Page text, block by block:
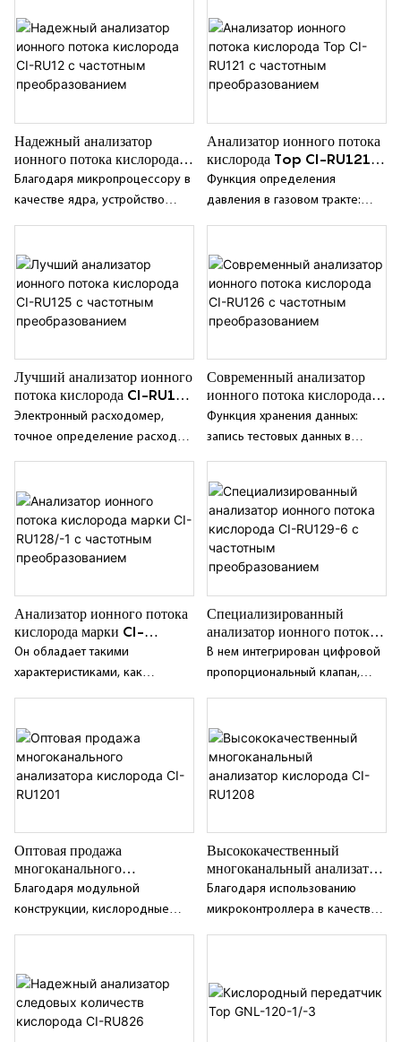
сроком службы, высокой
чувствительностью и быстрым
откликом; Концентрация азота
может быть рассчитана в
дисплее; Функция
сигнализации: при отклонении
сигнализации в произвольном
диапазоне; Аналоговый сигнал:
изолированный выходной
сигнал тока 4-20 мА.
Датчик: Ионный проточный
датчик кислорода.
Измерение...
надежность и длительный цикл
калибровки;
Надежный анализатор
ионного потока кислорода
CI-RU12 с частотным
преобразованием
Благодаря микропроцессору в
качестве ядра, устройство
стабильность, надежность,
длительный цикл калибровки и
интеллектуальные
возможности;
Анализатор ионного потока
кислорода Top CI-RU121 с
частотным преобразованием
Функция определения
давления в газовом тракте:
времени позволяет легко
определить, засорился ли
газовый тракт;
Лучший анализатор ионного
потока кислорода CI-RU125
с частотным
преобразованием
Электронный расходомер,
точное определение расхода,
Современный анализатор
ионного потока кислорода
CI-RU126 с частотным
преобразованием
Функция хранения данных:
запись тестовых данных в
к сохраненным данным;
Анализатор ионного потока
кислорода марки CI-
RU128/-1 с частотным
преобразованием
Он обладает такими
характеристиками, как
надежность и длительный цикл
калибровки;
Специализированный
анализатор ионного потока
кислорода CI-RU129-6 с
частотным преобразованием
В нем интегрирован цифровой
пропорциональный клапан,
функциями и характеристиками
анализатора кислорода и
цифрового пропорционального
клапана.
Оптовая продажа
многоканального
анализатора кислорода CI-
RU1201
Благодаря модульной
конструкции, кислородные
отбора проб может быть
выбрано от 2 до 8;
Высококачественный
многоканальный анализатор
кислорода CI-RU1208
Благодаря использованию
микроконтроллера в качестве
блока применяется ионно-
потоковый датчик с частотным